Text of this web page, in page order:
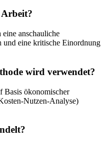
eine anschauliche
und eine kritische Einordnung
wird verwendet?
Basis ökonomischer
Nutzen-Analyse)